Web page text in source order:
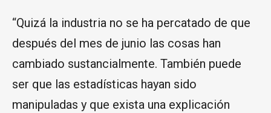
“Quizá la industria no se ha percatado de que
después del mes de junio las cosas han
cambiado sustancialmente. También puede
ser que las estadísticas hayan sido
manipuladas y que exista una explicación